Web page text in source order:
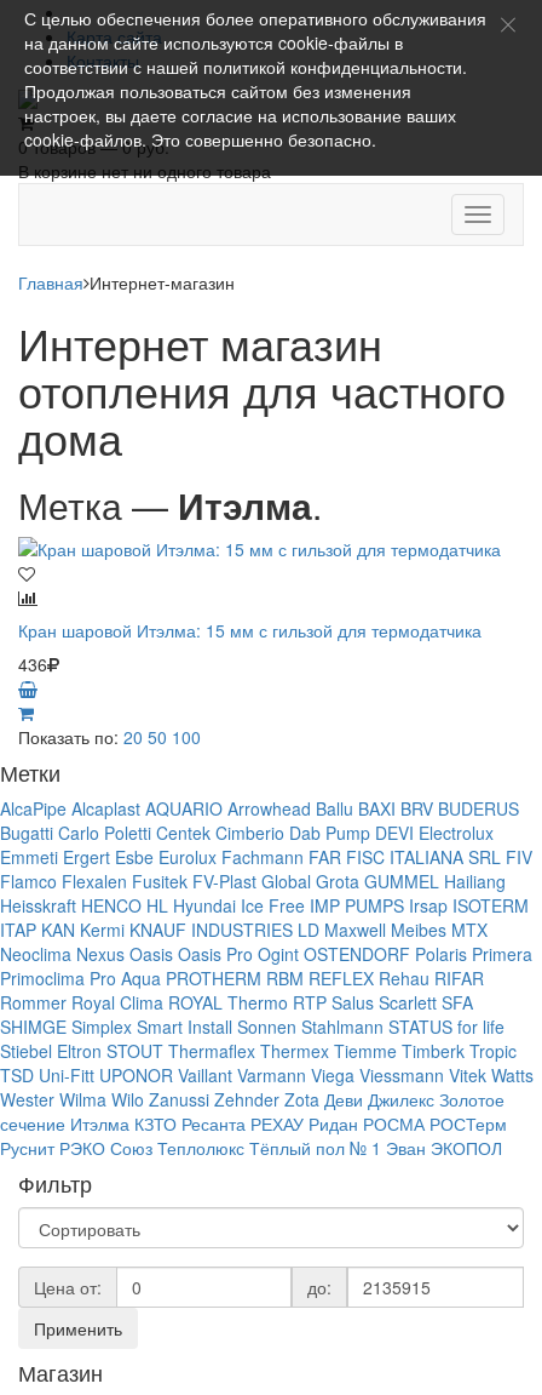
Карта сайта
Контакты
0 товаров — 0 руб.
В корзине нет ни одного товара
Toggle
Главная Интернет-магазин
Интернет магазин
отопления для частного
дома
Метка — Итэлма.
Кран шаровой Итэлма: 15 мм с гильзой для термодатчика
436
Показать по: 20 50 100
Метки
AlcaPipe Alcaplast AQUARIO Arrowhead Ballu BAXI BRV BUDERUS
Bugatti Carlo Poletti Centek Cimberio Dab Pump DEVI Electrolux
Emmeti Ergert Esbe Eurolux Fachmann FAR FISC ITALIANA SRL FIV
Flamco Flexalen Fusitek FV-Plast Global Grota GUMMEL Hailiang
Heisskraft HENCO HL Hyundai Ice Free IMP PUMPS Irsap ISOTERM
ITAP KAN Kermi KNAUF INDUSTRIES LD Maxwell Meibes MTX
Neoclima Nexus Oasis Oasis Pro Ogint OSTENDORF Polaris Primera
Primoclima Pro Aqua PROTHERM RBM REFLEX Rehau RIFAR
Rommer Royal Clima ROYAL Thermo RTP Salus Scarlett SFA
SHIMGE Simplex Smart Install Sonnen Stahlmann STATUS for life
Stiebel Eltron STOUT Thermaflex Thermex Tiemme Timberk Tropic
TSD Uni-Fitt UPONOR Vaillant Varmann Viega Viessmann Vitek Watts
Wester Wilma Wilo Zanussi Zehnder Zota Деви Джилекс Золотое
сечение Итэлма КЗТО Ресанта РЕХАУ Ридан РОСМА РОСТерм
Руснит РЭКО Союз Теплолюкс Тёплый пол № 1 Эван ЭКОПОЛ
Фильтр
Цена от:
до:
Применить
Магазин
С целью обеспечения более оперативного обслуживания
на данном сайте используются cookie-файлы в
соответствии с нашей политикой конфиденциальности.
Продолжая пользоваться сайтом без изменения
настроек, вы даете согласие на использование ваших
cookie-файлов. Это совершенно безопасно.